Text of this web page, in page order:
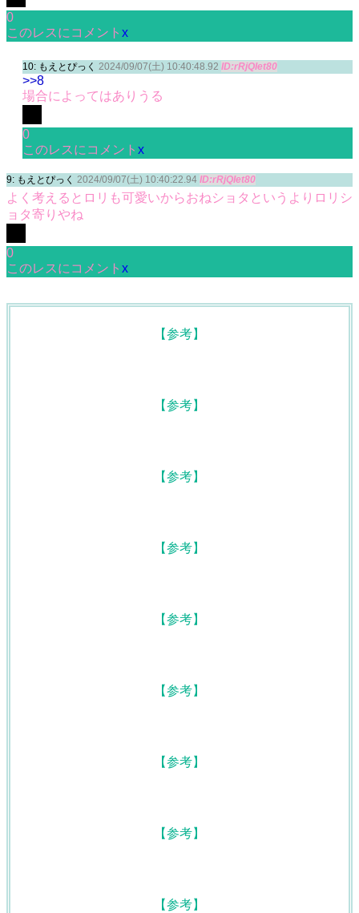
0
このレスにコメント x
10: もえとぴっく 2024/09/07(土) 10:40:48.92 ID:rRjQIet80
>>8
場合によってはありうる
0
このレスにコメント x
9: もえとぴっく 2024/09/07(土) 10:40:22.94 ID:rRjQIet80
よく考えるとロリも可愛いからおねショタというよりロリシ
ョタ寄りやね
0
このレスにコメント x